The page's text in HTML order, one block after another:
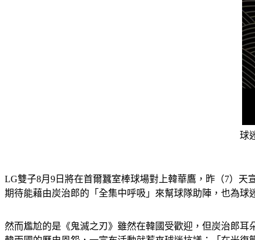
球
LG雙子8月9日將在首爾蠶室棒球場對上韓華鷹，昨（7）
期待能藉由炭治郎的「全集中呼吸」來幫球隊助陣，也為球
然而尷尬的是《鬼滅之刃》雖然在韓國受歡迎，但炭治郎